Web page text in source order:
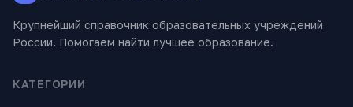
Крупнейший справочник образовательных учреждений
России. Помогаем найти лучшее образование.
КАТЕГОРИИ